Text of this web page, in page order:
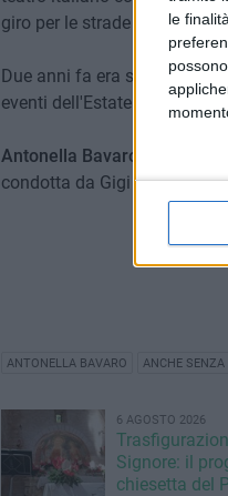
le
giro per le strade di
Due anni fa era stata
eventi dell'Estate
Antonella Bavaro
condotta da Gigi Marzullo,
ANTONELLA BAVARO ANCHE SENZA
6 AGOSTO 2026
Signore: il
chiesetta del